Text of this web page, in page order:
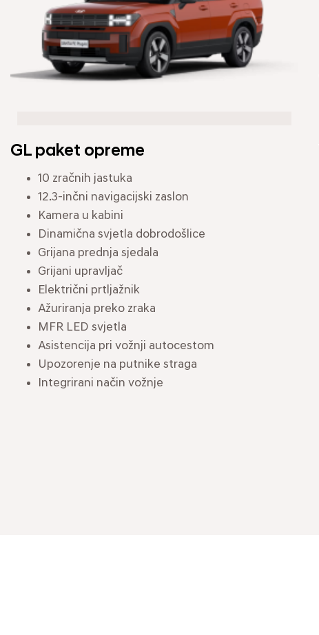
GL paket opreme
10 zračnih jastuka
12.3-inčni navigacijski zaslon
Kamera u kabini
Dinamična svjetla dobrodošlice
Grijana prednja sjedala
Grijani upravljač
Električni prtljažnik
Ažuriranja preko zraka
MFR LED svjetla
Asistencija pri vožnji autocestom
Upozorenje na putnike straga
Integrirani način vožnje